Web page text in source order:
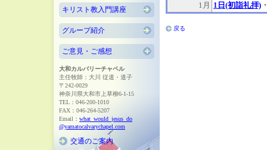
キリスト教入門講座
グループ紹介
ご意見・ご感想
大和カルバリーチャペル
主任牧師：大川 従道・道子
〒242-0029
神奈川県大和市上草柳6-1-15
TEL：046-200-1010
FAX：046-264-5207
Email： what_would_jesus_do
@yamatocalvarychapel.com
交通のご案内
1月
1日(初詣礼拝)
戻る